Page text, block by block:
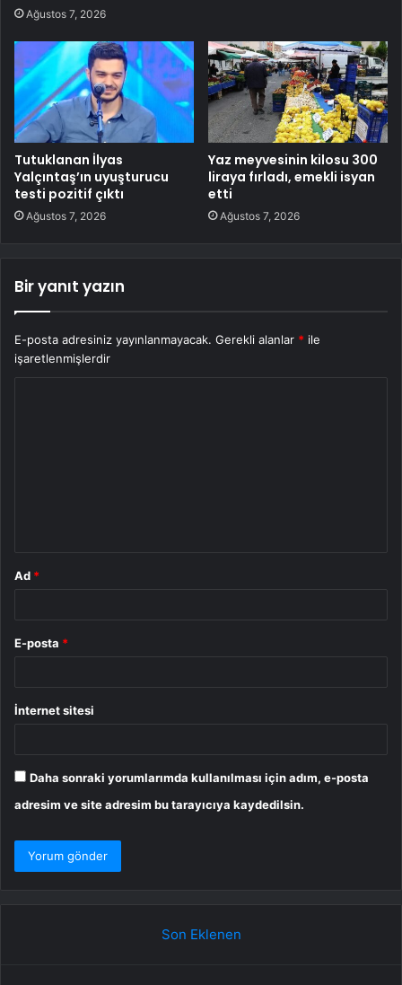
Ağustos 7, 2026
Tutuklanan İlyas
Yalçıntaş’ın uyuşturucu
testi pozitif çıktı
Ağustos 7, 2026
Yaz meyvesinin kilosu 300
liraya fırladı, emekli isyan
etti
Ağustos 7, 2026
Bir yanıt yazın
E-posta adresiniz yayınlanmayacak. Gerekli alanlar * ile
işaretlenmişlerdir
Ad *
E-posta *
İnternet sitesi
Daha sonraki yorumlarımda kullanılması için adım, e-posta
adresim ve site adresim bu tarayıcıya kaydedilsin.
Son Eklenen